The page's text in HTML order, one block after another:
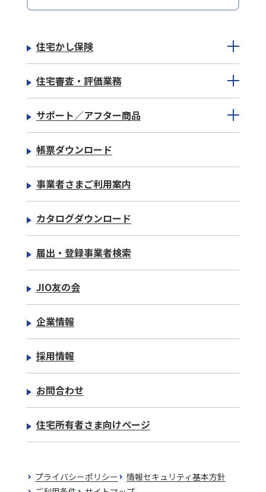
住宅かし保険
住宅審査・評価業務
サポート／アフター商品
帳票ダウンロード
事業者さまご利用案内
カタログダウンロード
届出・登録事業者検索
JIO友の会
企業情報
採用情報
お問合わせ
住宅所有者さま向けページ
プライバシーポリシー
情報セキュリティ基本方針